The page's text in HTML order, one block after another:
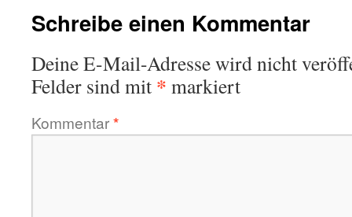
Schreibe einen Kommentar
Deine E-Mail-Adresse wird nicht
Felder sind mit * markiert
Kommentar*